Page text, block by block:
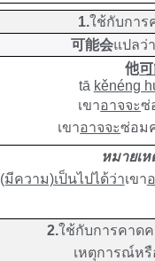
1.ใช้กับการ
可能会แปลว่
他
tā kěnéng
เขาอาจจะซ่
เขาอาจจะซ่อม
หมายเ
(มีความ)เป็นไปได้ว่าเขา
2.ใช้กับการคาด
เหตุการณ์ห